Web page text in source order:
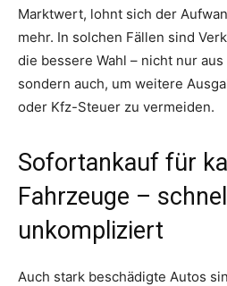
Marktwert, lohnt sich der
mehr. In solchen Fällen sind
die bessere Wahl – nicht nur
sondern auch, um weitere
oder Kfz-Steuer zu vermeiden.
Sofortankauf für
Fahrzeuge –
unkompliziert
Auch stark beschädigte Autos